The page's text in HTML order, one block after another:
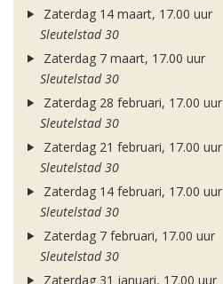
Zaterdag 14 maart, 17.00 uur
Sleutelstad 30
Zaterdag 7 maart, 17.00 uur
Sleutelstad 30
Zaterdag 28 februari, 17.00 uur
Sleutelstad 30
Zaterdag 21 februari, 17.00 uur
Sleutelstad 30
Zaterdag 14 februari, 17.00 uur
Sleutelstad 30
Zaterdag 7 februari, 17.00 uur
Sleutelstad 30
Zaterdag 31 januari, 17.00 uur